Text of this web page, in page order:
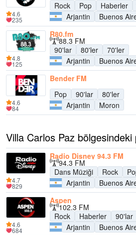
Rock
Pop Haberler
Arjantin
Buenos
4.6
235
R80.fm
88.3 FM
90'lar
80'ler
70'ler
Arjantin
Buenos
4.8
125
Bender FM
Pop
90'lar
80'ler
Arjantin
Moron
4.6
84
Villa Carlos Paz
Radio Disney 94.3 FM
94.3 FM
Dans Müziği
Rock
Arjantin
Buenos
4.7
829
Aspen
102.3 FM
Rock
Haberler 90'lar
Arjantin
Buenos
4.6
684